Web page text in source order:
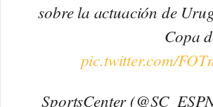
sobre la actuación de
Copa
pic.twitter.com/